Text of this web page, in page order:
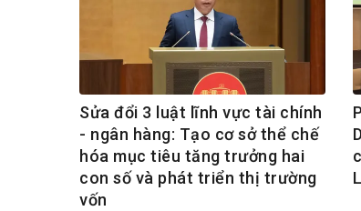
Sửa đổi 3 luật lĩnh vực tài chính
- ngân hàng: Tạo cơ sở thể chế
hóa mục tiêu tăng trưởng hai
con số và phát triển thị trường
vốn